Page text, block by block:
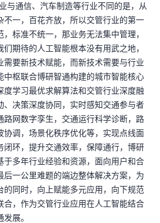
与通信、汽车制造等行业不同的是，从
不一，百花齐放，所以交管行业的第一
标准不统一，那业务无法集中管理，
期待的人工智能根本没有用武之地，
需要新技术赋能，而新技术需要与行业
中枢联合博研智通构建的城市智能核心
学习最优求解算法和交管行业深度融
、决策深度协同，实时感知交通参与者
路网数字孪生，交通运行科学诊断，路
协调，场景化秩序优化等，实现点线面
闭环，提升交通效率，保障通行，博研
于多年行业经验和资源，面向用户和合
一公里难题的端边整体解决方案，为
的同时，向上赋能多元应用，向下规范
合，作为交管行业应用在人工智能结合
展。